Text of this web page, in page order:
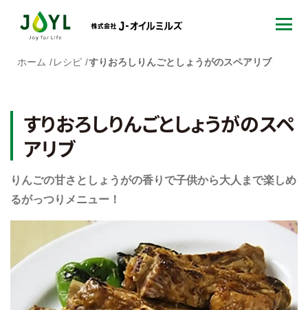
ホーム レシピ すりおろしりんごとしょうがのスペアリブ
すりおろしりんごとしょうがのスペ
アリブ
りんごの甘さとしょうがの香りで子供から大人まで楽しめ
るがっつりメニュー！